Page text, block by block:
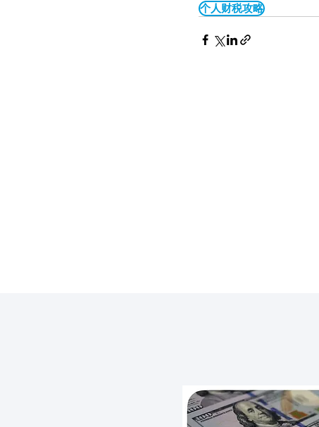
个人财税攻略
退税突然不到账？IRS这封